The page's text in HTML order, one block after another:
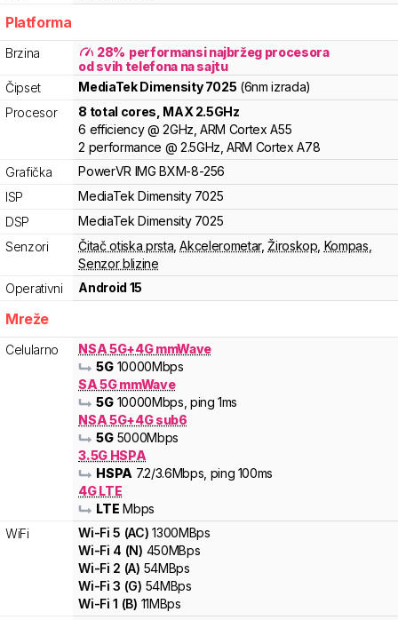
Platforma
Brzina 28% performansi najbržeg procesora
od svih telefona na sajtu
Čipset
MediaTekDimensity 7025 (6nm izrada)
Procesor
8 total cores , MAX 2.5GHz
6 efficiency @ 2GHz,ARM Cortex A55
2 performance @ 2.5GHz,ARM Cortex A78
Grafička
PowerVR IMG BXM-8-256
ISP
MediaTek Dimensity 7025
DSP
MediaTek Dimensity 7025
Senzori
Čitač otiska prsta ,Akcelerometar,Žiroskop Kompas
Senzor blizine
Operativni
Android 15
Mreže
Celularno
NSA 5G+4G mmWave
5G 10000Mbps
SA 5G mmWave
5G 10000Mbps , ping 1ms
NSA 5G+4G sub6
5G 5000Mbps
3.5G HSPA
HSPA 7.2/3.6Mbps , ping 100ms
4G LTE
LTE Mbps
WiFi
Wi-Fi5 (AC) 1300MBps
Wi-Fi 4 (N) 450MBps
Wi-Fi 2 (A) 54MBps
Wi-Fi3 (G) 54MBps
Wi-Fi1 (B) 11MBps